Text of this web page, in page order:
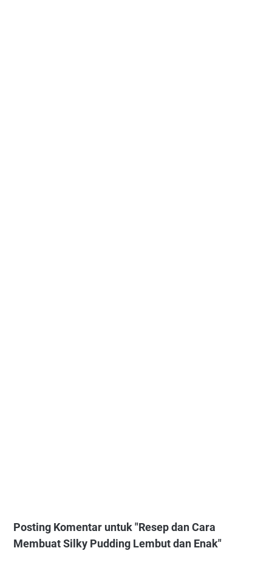
Posting Komentar untuk "Resep dan Cara
Membuat Silky Pudding Lembut dan Enak"